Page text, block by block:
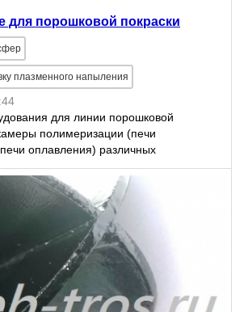
для порошковой покраски
плазменного напыления
для линии порошковой
полимеризации (печи
оплавления) различных
(проходные, тупиковые), камеры
(к